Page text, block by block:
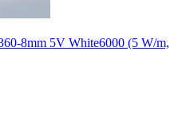
8mm 5V White6000 (5 W/m,